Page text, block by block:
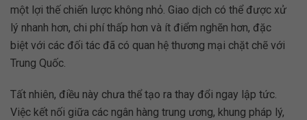
một lợi thế chiến lược không nhỏ. Giao dịch có thể được xử
lý nhanh hơn, chi phí thấp hơn và ít điểm nghẽn hơn, đặc
biệt với các đối tác đã có quan hệ thương mại chặt chẽ với
Trung Quốc.
Tất nhiên, điều này chưa thể tạo ra thay đổi ngay lập tức.
Việc kết nối giữa các ngân hàng trung ương, khung pháp lý,